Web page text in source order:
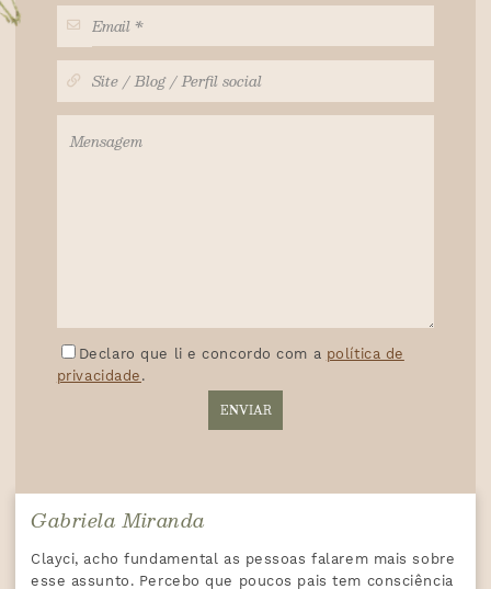
Declaro que li e concordo com a política de
privacidade .
Gabriela Miranda
Clayci, acho fundamental as pessoas falarem mais sobre
esse assunto. Percebo que poucos pais tem consciência